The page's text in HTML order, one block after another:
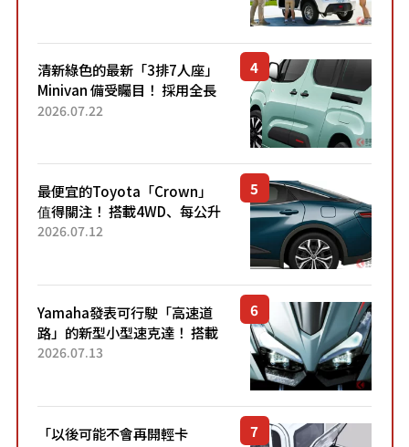
清新綠色的最新「3排7人座」
Minivan 備受矚目！ 採用全長
4.7公尺剛剛好的車身尺寸與
2026.07.22
最便宜的Toyota「Crown」
值得關注！ 搭載4WD、每公升
22.4公里低油耗表現超亮眼！
2026.07.12
Yamaha發表可行駛「高速道
路」的新型小型速克達！ 搭載
能享受超強勁「渦輪感」的動
2026.07.13
「以後可能不會再開輕卡